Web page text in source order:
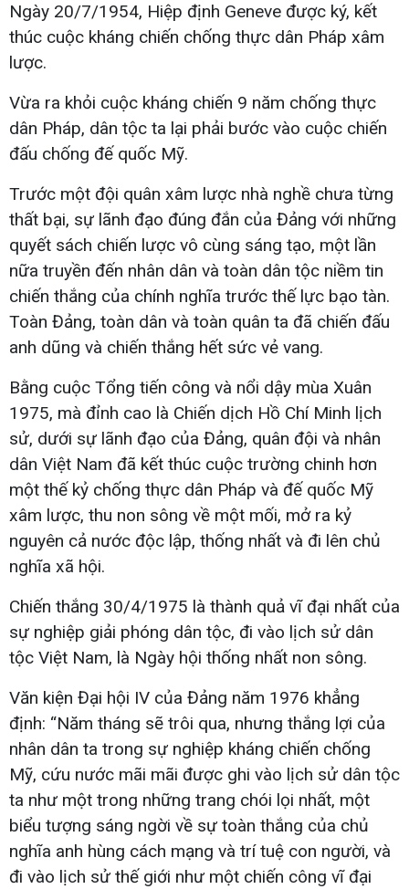
Ngày 20/7/1954, Hiệp định Geneve được ký, kết
thúc cuộc kháng chiến chống thực dân Pháp xâm
lược.
Vừa ra khỏi cuộc kháng chiến 9 năm chống thực
dân Pháp, dân tộc ta lại phải bước vào cuộc chiến
đấu chống đế quốc Mỹ.
Trước một đội quân xâm lược nhà nghề chưa từng
thất bại, sự lãnh đạo đúng đắn của Đảng với những
quyết sách chiến lược vô cùng sáng tạo, một lần
nữa truyền đến nhân dân và toàn dân tộc niềm tin
chiến thắng của chính nghĩa trước thế lực bạo tàn.
Toàn Đảng, toàn dân và toàn quân ta đã chiến đấu
anh dũng và chiến thắng hết sức vẻ vang.
Bằng cuộc Tổng tiến công và nổi dậy mùa Xuân
1975, mà đỉnh cao là Chiến dịch Hồ Chí Minh lịch
sử, dưới sự lãnh đạo của Đảng, quân đội và nhân
dân Việt Nam đã kết thúc cuộc trường chinh hơn
một thế kỷ chống thực dân Pháp và đế quốc Mỹ
xâm lược, thu non sông về một mối, mở ra kỷ
nguyên cả nước độc lập, thống nhất và đi lên chủ
nghĩa xã hội.
Chiến thắng 30/4/1975 là thành quả vĩ đại nhất của
sự nghiệp giải phóng dân tộc, đi vào lịch sử dân
tộc Việt Nam, là Ngày hội thống nhất non sông.
Văn kiện Đại hội IV của Đảng năm 1976 khẳng
định: “Năm tháng sẽ trôi qua, nhưng thắng lợi của
nhân dân ta trong sự nghiệp kháng chiến chống
Mỹ, cứu nước mãi mãi được ghi vào lịch sử dân tộc
ta như một trong những trang chói lọi nhất, một
biểu tượng sáng ngời về sự toàn thắng của chủ
nghĩa anh hùng cách mạng và trí tuệ con người, và
đi vào lịch sử thế giới như một chiến công vĩ đại